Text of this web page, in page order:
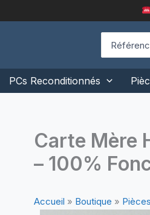
Search
for:
PCs Reconditionnés
Carte Mère
– 100%
Accueil » Boutique »